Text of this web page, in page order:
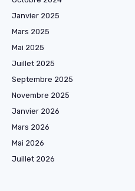
Janvier 2025
Mars 2025
Mai 2025
Juillet 2025
Septembre 2025
Novembre 2025
Janvier 2026
Mars 2026
Mai 2026
Juillet 2026